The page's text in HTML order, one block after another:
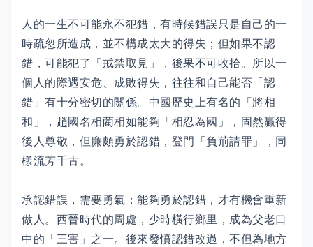
人的一生不可能永不犯錯，有時候錯誤只是自己的一
時疏忽所造成，並不構成太大的得失；但如果不認
錯，可能犯了「戒禁取見」，後果不可收拾。所以一
個人的際遇安危、成敗得失，往往和自己能否「認
錯」有十分密切的關係。中國歷史上有名的「將相
和」，趙國名相藺相如能夠「相忍為國」，固然贏得
後人尊敬，但廉頗勇於認錯，登門「負荊請罪」，同
樣流芳千古。
承認錯誤，需要勇氣；能夠勇於認錯，才有機會重新
做人。西晉時代的周處，少時橫行鄉里，成為父老口
中的「三害」之一。後來發憤認錯改過，不但為地方